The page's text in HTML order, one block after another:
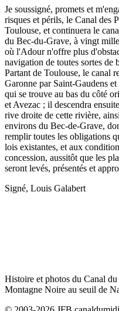
Je soussigné, promets et
risques et périls, le Canal des
Toulouse, et continuera le
du Bec-du-Grave, à vingt
où l'Adour n'offre plus
navigation de toutes sortes de
Partant de Toulouse, le canal
Garonne par Saint-Gaudens
qui se trouve au bas du côté
et Avezac ; il descendra
rive droite de cette rivière,
environs du Bec-de-Grave,
remplir toutes les obligations
lois existantes, et aux
concession, aussitôt que les
seront levés, présentés et
Signé, Louis Galabert
Histoire et photos du Canal
Montagne Noire au seuil de